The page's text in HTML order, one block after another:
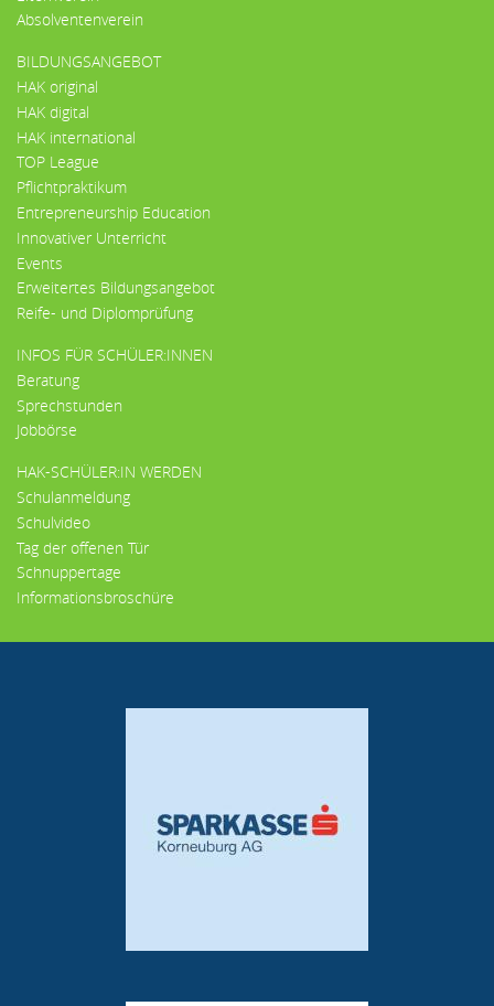
Absolventenverein
BILDUNGSANGEBOT
HAK original
HAK digital
HAK international
TOP League
Pflichtpraktikum
Entrepreneurship Education
Innovativer Unterricht
Events
Erweitertes Bildungsangebot
Reife- und Diplomprüfung
INFOS FÜR SCHÜLER:INNEN
Beratung
Sprechstunden
Jobbörse
HAK-SCHÜLER:IN WERDEN
Schulanmeldung
Schulvideo
Tag der offenen Tür
Schnuppertage
Informationsbroschüre